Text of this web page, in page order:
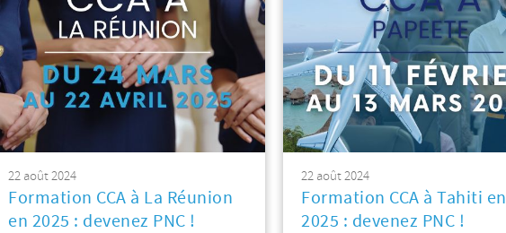
22 août 2024
Formation CCA à La Réunion
en 2025 : devenez PNC !
22 août 2024
Formation CCA à Tahiti en
2025 : devenez PNC !